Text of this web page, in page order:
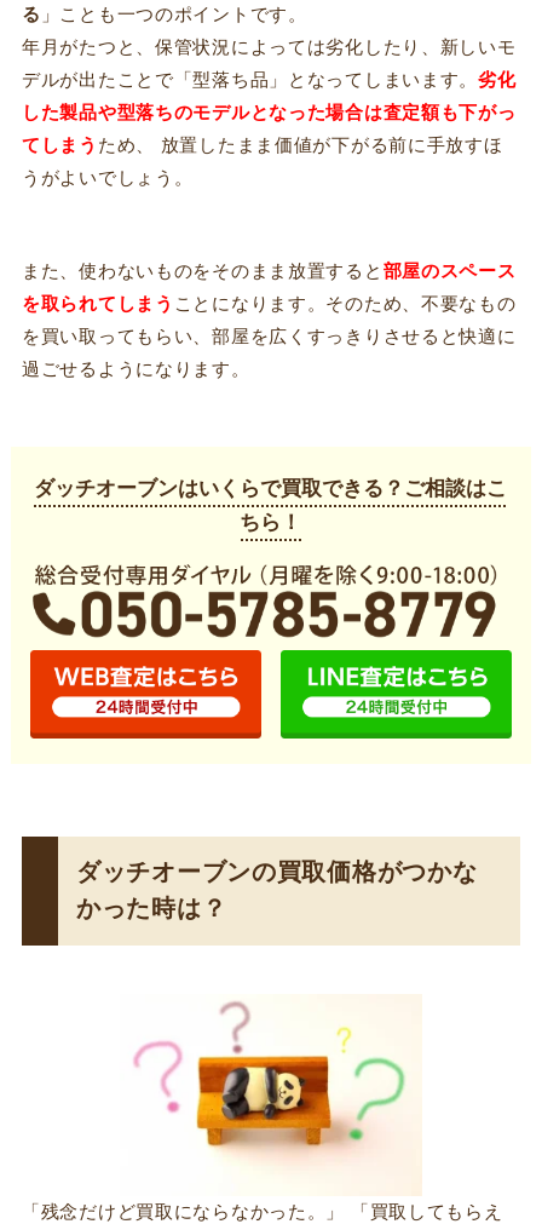
る 」ことも一つのポイントです。
年月がたつと、保管状況によっては劣化したり、新しいモ
デルが出たことで「型落ち品」となってしまいます。劣化
した製品や型落ちのモデルとなった場合は査定額も下がっ
てしまう ため、 放置したまま価値が下がる前に手放すほ
うがよいでしょう。
また、使わないものをそのまま放置すると 部屋のスペース
を取られてしまう ことになります。そのため、不要なもの
を買い取ってもらい、部屋を広くすっきりさせると快適に
過ごせるようになります。
ダッチオーブンはいくらで買取できる？ご相談はこ
ちら！
ダッチオーブンの買取価格がつかな
かった時は？
「残念だけど買取にならなかった。」 「買取してもらえ